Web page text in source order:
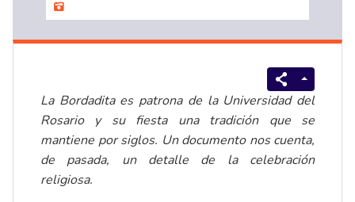
La Bordadita es patrona de la Universidad del
Rosario y su fiesta una tradición que se
mantiene por siglos. Un documento nos cuenta,
de pasada, un detalle de la celebración
religiosa.